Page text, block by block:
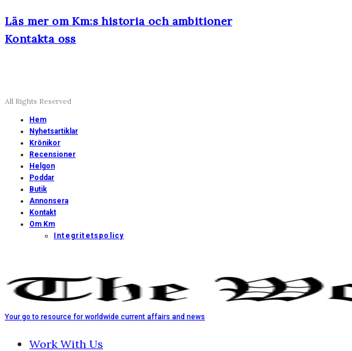
Läs mer om Km:s historia och ambitioner
Kontakta oss
All Rights Reserved
Hem
Nyhetsartiklar
Krönikor
Recensioner
Helgon
Poddar
Butik
Annonsera
Kontakt
Om Km
Integritetspolicy
Your go to resource for worldwide current affairs and news
Work With Us